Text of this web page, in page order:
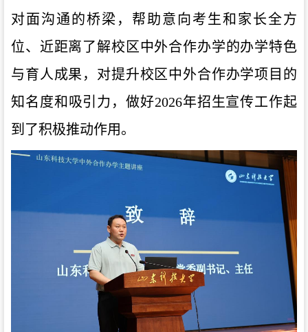
对面沟通的桥梁，帮助意向考生和家长全方
位、近距离了解校区中外合作办学的办学特色
与育人成果，对提升校区中外合作办学项目的
知名度和吸引力，做好2026年招生宣传工作起
到了积极推动作用。